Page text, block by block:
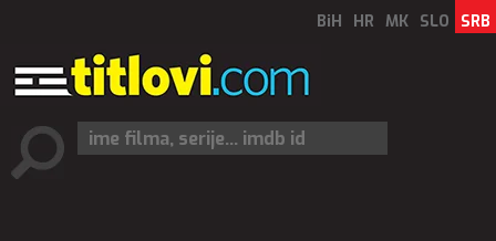
BiH HR MK SLO SRB